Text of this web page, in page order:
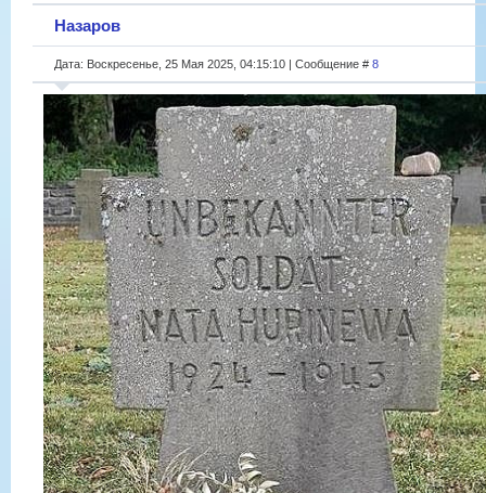
Назаров
Дата: Воскресенье, 25 Мая 2025, 04:15:10 | Сообщение # 8